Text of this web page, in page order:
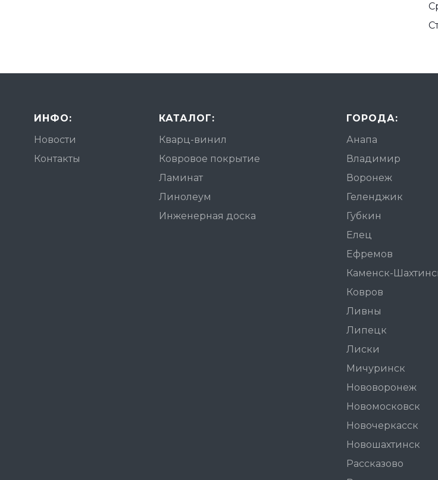
ИНФО:
Новости
Контакты
КАТАЛОГ:
Кварц-винил
Ковровое покрытие
Ламинат
Линолеум
Инженерная доска
ГОРОДА:
Анапа
Владимир
Воронеж
Геленджик
Губкин
Елец
Ефремов
Каменск-
Ковров
Ливны
Липецк
Лиски
Мичуринск
Нововоронеж
Новомосковск
Новочеркасск
Новошахтинск
Рассказово